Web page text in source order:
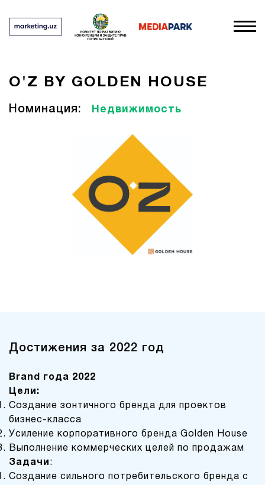
O'Z BY GOLDEN HOUSE
Номинация: Недвижимость
Достижения за 2022 год
Brand года 2022
Цели:
Создание зонтичного бренда для проектов
бизнес-класса
Усиление корпоративного бренда Golden House
Выполнение коммерческих целей по продажам
Задачи :
Создание сильного потребительского бренда с